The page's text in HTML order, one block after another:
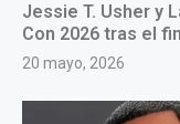
Jessie T. Usher y
Con 2026 tras el
20 mayo, 2026